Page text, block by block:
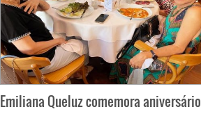
Emiliana Queluz comemora aniversário